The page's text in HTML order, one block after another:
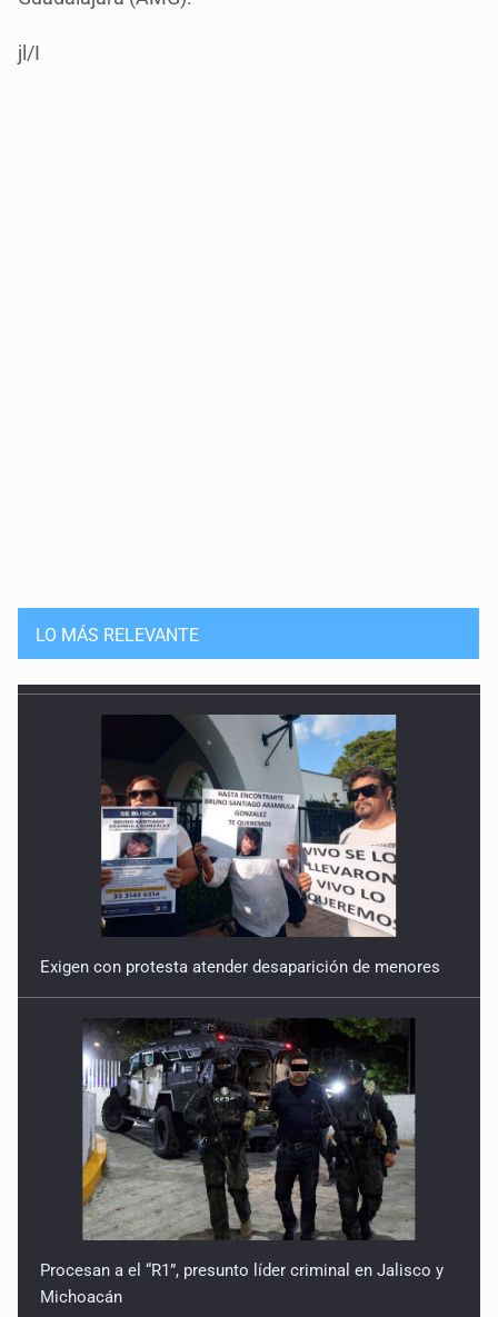
jl/I
LO MÁS RELEVANTE
Exigen con protesta atender desaparición de menores
Procesan a el “R1”, presunto líder criminal en Jalisco y
Michoacán